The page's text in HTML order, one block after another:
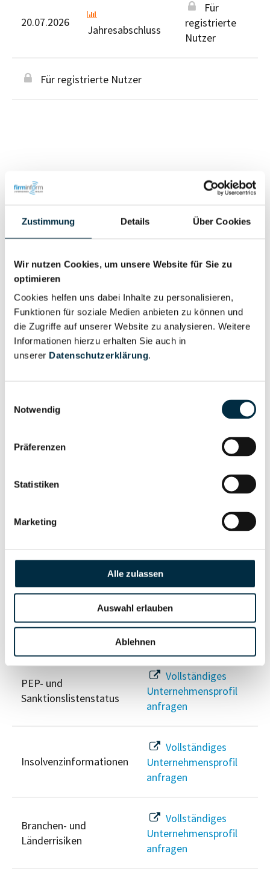
Zustimmung Details Über Cookies
Wir nutzen Cookies, um unsere Website für Sie zu
optimieren
Cookies helfen uns dabei Inhalte zu personalisieren,
Funktionen für soziale Medien anbieten zu können und
die Zugriffe auf unserer Website zu analysieren. Weitere
Informationen hierzu erhalten Sie auch in
unserer Datenschutzerklärung.
Notwendig
Präferenzen
Statistiken
Marketing
Alle zulassen
Auswahl erlauben
Ablehnen
20.07.2026
Jahresabschluss
Für
registrierte
Nutzer
Für registrierte Nutzer
Personen im Unternehmen
Geschäftsführer (1)
Für registrierte
Wirtschaftlich
Berechtigter
Unternehmensprofil
anfragen
Eigentums- und Kontrollstruktur
Gesellschafterstruktur
Vollständiges
Unternehmensprofil
Unternehmensnetzwerk
Vollständiges
Unternehmensprofil
Unternehmensprofil
anfragen
PEP- und
Sanktionslistenstatus
Vollständiges
Unternehmensprofil
anfragen
Insolvenzinformationen
Vollständiges
Unternehmensprofil
anfragen
Branchen- und
Länderrisiken
Vollständiges
Unternehmensprofil
anfragen